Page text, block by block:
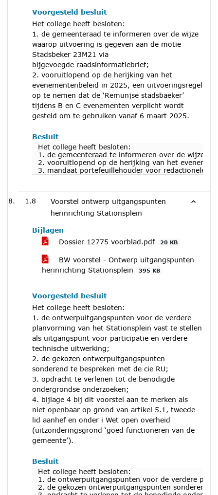
Voorgesteld besluit
Het college heeft besloten:
1. de gemeenteraad te informeren over de wijze
waarop uitvoering is gegeven aan de motie
Stadsbeker 23M21 via
bijgevoegde raadsinformatiebrief;
2. vooruitlopend op de herijking van het
evenementenbeleid in 2025, een uitvoeringsregel
op te nemen dat de ‘Remunjse stadsbaeker’
tijdens B en C evenementen verplicht wordt
gesteld om te gebruiken vanaf 6 maart 2025.
Besluit
Het college heeft besloten:
1. de gemeenteraad te informeren over de wijze
2. vooruitlopend op de herijking van het
3. mandaat portefeuillehouder voor redactionele
1.8
Voorstel ontwerp uitgangspunten
herinrichting Stationsplein
Bijlagen
Dossier 12775 voorblad.pdf
20 KB
BW voorstel - Ontwerp uitgangspunten
herinrichting Stationsplein
395 KB
Voorgesteld besluit
Het college heeft besloten:
1. de ontwerpuitgangspunten voor de verdere
planvorming van het Stationsplein vast te stellen
als uitgangspunt voor participatie en verdere
technische uitwerking;
2. de gekozen ontwerpuitgangspunten
sonderend te bespreken met de cie RU;
3. opdracht te verlenen tot de benodigde
ondergrondse onderzoeken;
4. bijlage 4 bij dit voorstel aan te merken als
niet openbaar op grond van artikel 5.1, tweede
lid aanhef en onder i Wet open overheid
(uitzonderingsgrond ‘goed functioneren van de
gemeente’).
Besluit
Het college heeft besloten:
1. de ontwerpuitgangspunten voor de verdere
2. de gekozen ontwerpuitgangspunten sonderend